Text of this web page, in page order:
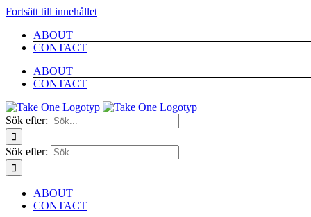
Fortsätt till innehållet
ABOUT
CONTACT
ABOUT
CONTACT
Sök efter:
Sök efter:
ABOUT
CONTACT